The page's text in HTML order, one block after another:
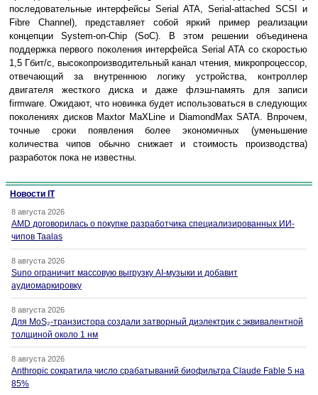
последовательные интерфейсы Serial ATA, Serial-attached SCSI и
Fibre Channel), представляет собой яркий пример реализации
концепции System-on-Chip (SoC). В этом решении объединена
поддержка первого поколения интерфейса Serial ATA со скоростью
1,5 Гбит/с, высокопроизводительный канал чтения, микропроцессор,
отвечающий за внутреннюю логику устройства, контроллер
двигателя жесткого диска и даже флэш-память для записи
firmware. Ожидают, что новинка будет использоваться в следующих
поколениях дисков Maxtor MaXLine и DiamondMax SATA. Впрочем,
точные сроки появления более экономичных (уменьшение
количества чипов обычно снижает и стоимость производства)
разработок пока не известны.
Новости IT
8 августа 2026
AMD договорилась о покупке разработчика специализированных ИИ-
чипов Taalas
8 августа 2026
Suno ограничит массовую выгрузку AI-музыки и добавит
аудиомаркировку
8 августа 2026
Для MoS₂-транзистора создали затворный диэлектрик с эквивалентной
толщиной около 1 нм
8 августа 2026
Anthropic сократила число срабатываний биофильтра Claude Fable 5 на
85%